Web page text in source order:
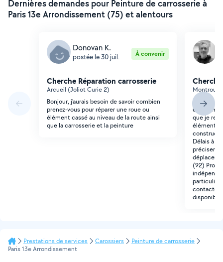
Dernières demandes pour Peinture de carrosserie à
Paris 13e Arrondissement (75) et alentours
Donovan K.
postée le 30 juil. À convenir
Cherche Réparation carrosserie
Arcueil (Joliot Curie 2)
Bonjour, j'aurais besoin de savoir combien
prenez-vous pour réparer une roue ou
élément cassé au niveau de la route ainsi
que la carrosserie et la peinture
Bonjour,
que je
élément
Délais à
préciser
(92) Profil
particulier
contacter
Prestations de services Carossiers
Peinture de carrosserie
Paris 13e Arrondissement